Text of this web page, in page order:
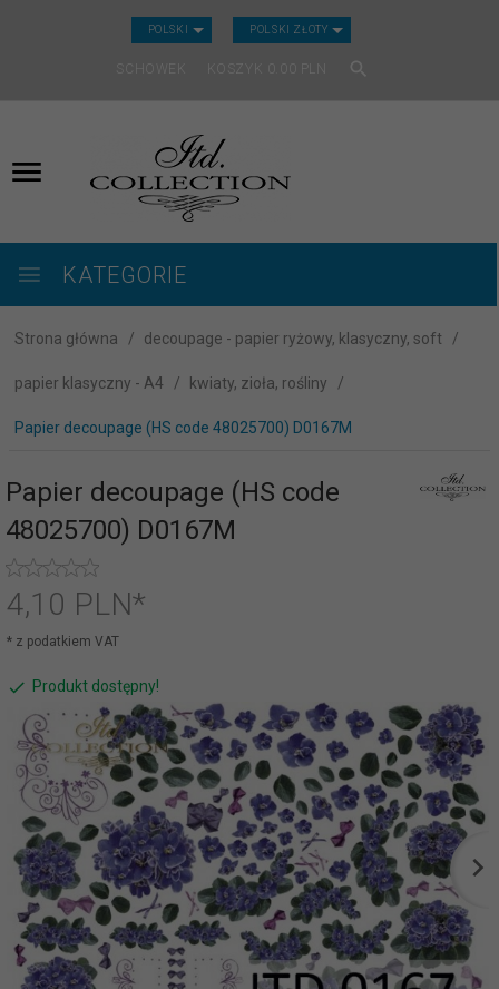
POLSKI CURRENCY_H
POLSKI ZŁOTY
SCHOWEK KOSZYK
KATEGORIE
Strona główna decoupage - papier ryżowy, klasyczny, soft
papier klasyczny - A4 kwiaty, zioła, rośliny
Papier decoupage (HS code 48025700) D0167M
Papier decoupage (HS code
48025700) D0167M
4,10 PLN*
* z podatkiem VAT
Produkt dostępny!